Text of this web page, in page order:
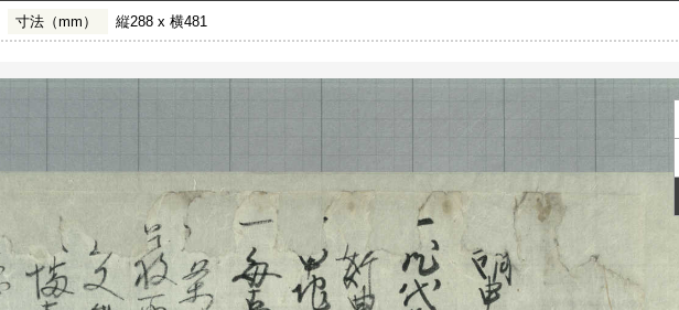
寸法（mm） 縦288 x 横481